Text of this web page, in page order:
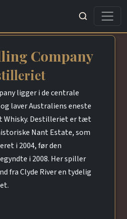
Søg
Company
ligger i de centrale
laver Australiens eneste
Whisky. Destilleriet er tæt
Nant Estate, som
i 2004, før den
i 2008. Her spiller
fra Clyde River en tydelig